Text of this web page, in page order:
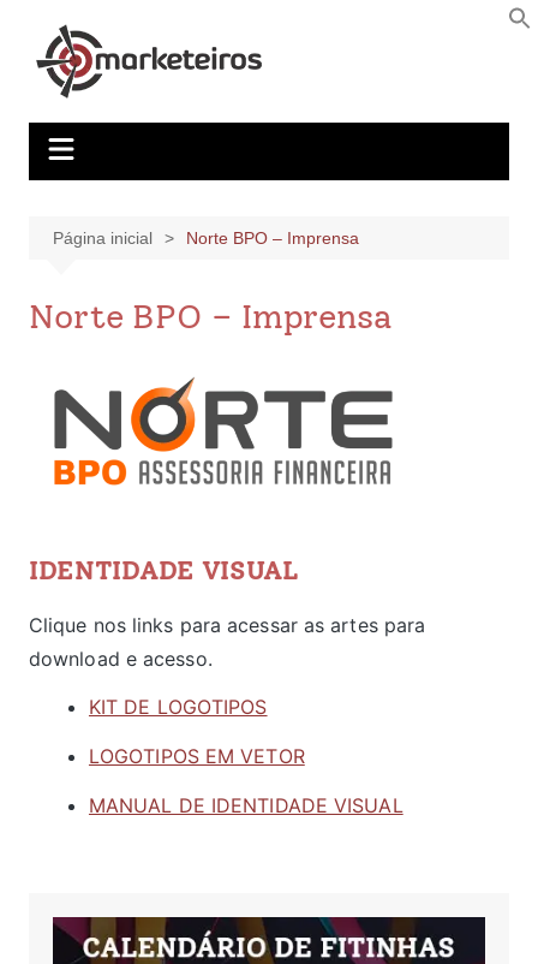
Página inicial Norte BPO – Imprensa
Norte BPO – Imprensa
IDENTIDADE VISUAL
Clique nos links para acessar as artes para
download e acesso.
KIT DE LOGOTIPOS
LOGOTIPOS EM VETOR
MANUAL DE IDENTIDADE VISUAL